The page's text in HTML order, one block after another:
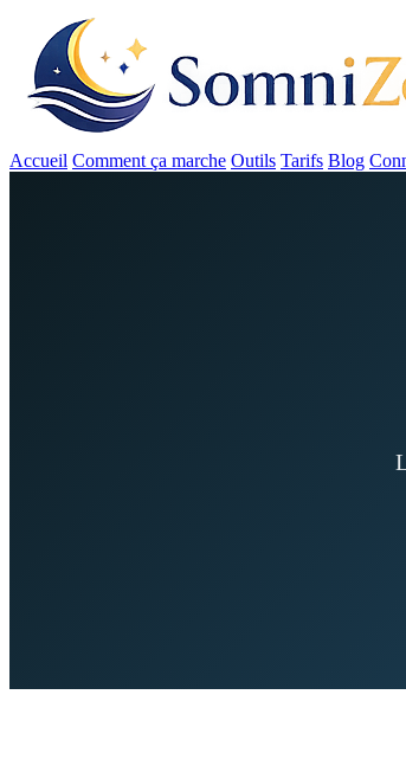
Accueil Comment ça marche Outils Tarifs Blog